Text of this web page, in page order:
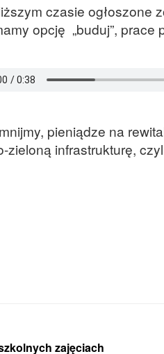
czasie ogłoszone
opcję „buduj”, prace
pieniądze na
zieloną infrastrukturę,
zajęciach